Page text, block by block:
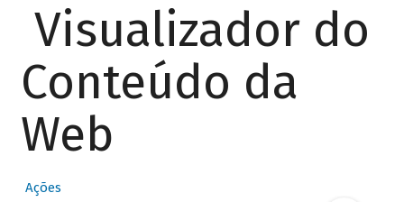
Visualizador do
Conteúdo da
Web
Ações